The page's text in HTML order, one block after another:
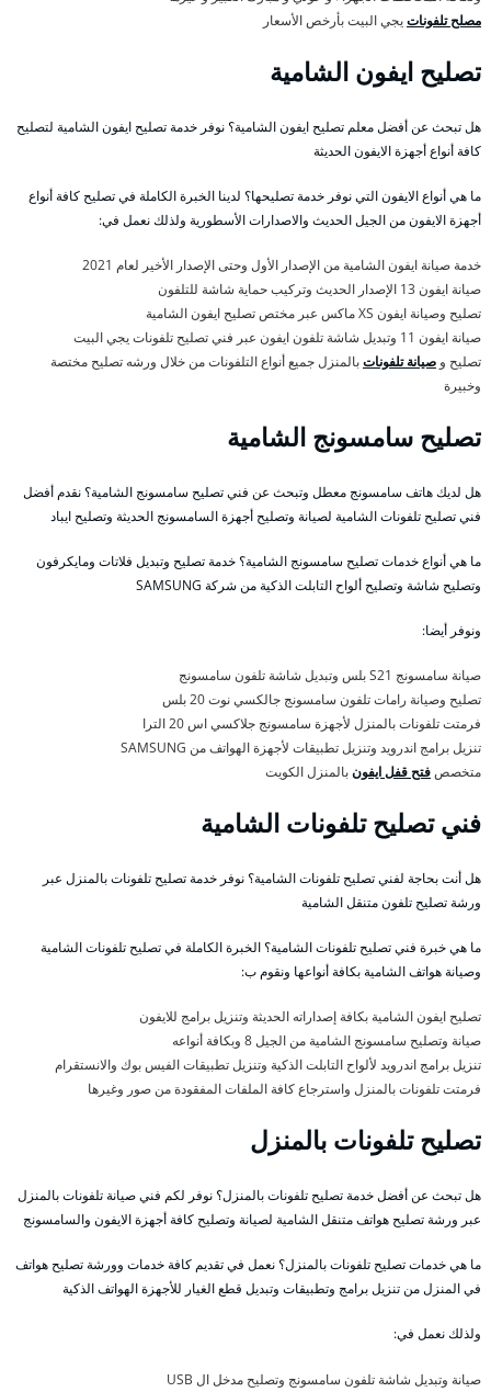
مصلح تلفوناتيجي البيت بأرخص الأسعار
تصليح ايفون الشامية
هل تبحث عن أفضل معلم تصليح ايفون الشامية؟ نوفر خدمة تصليح ايفون الشامية لتصليح
كافة أنواع أجهزة الايفون الحديثة
ما هي أنواع الايفون التي نوفر خدمة تصليحها؟ لدينا الخبرة الكاملة في تصليح كافة أنواع
أجهزة الايفون من الجيل الحديث والاصدارات الأسطورية ولذلك نعمل في:
خدمة صيانة ايفون الشامية من الإصدار الأول وحتى الإصدار الأخير لعام 2021
صيانة ايفون 13 الإصدار الحديث وتركيب حماية شاشة للتلفون
تصليح وصيانة ايفون XS ماكس عبر مختص تصليح ايفون الشامية
صيانة ايفون 11 وتبديل شاشة تلفون ايفون عبر فني تصليح تلفونات يجي البيت
تصليح و صيانة تلفوناتبالمنزل جميع أنواع التلفونات من خلال ورشه تصليح مختصة
وخبيرة
تصليح سامسونج الشامية
هل لديك هاتف سامسونج معطل وتبحث عن فني تصليح سامسونج الشامية؟ نقدم أفضل
فني تصليح تلفونات الشامية لصيانة وتصليح أجهزة السامسونج الحديثة وتصليح ايباد
ما هي أنواع خدمات تصليح سامسونج الشامية؟ خدمة تصليح وتبديل فلاتات ومايكرفون
وتصليح شاشة وتصليح ألواح التابلت الذكية من شركة SAMSUNG
ونوفر أيضا:
صيانة سامسونج S21 بلس وتبديل شاشة تلفون سامسونج
تصليح وصيانة رامات تلفون سامسونج جالكسي نوت 20 بلس
فرمتت تلفونات بالمنزل لأجهزة سامسونج جلاكسي اس 20 الترا
تنزيل برامج اندرويد وتنزيل تطبيقات لأجهزة الهواتف من SAMSUNG
متخصصفتح قفل ايفونبالمنزل الكويت
فني تصليح تلفونات الشامية
هل أنت بحاجة لفني تصليح تلفونات الشامية؟ نوفر خدمة تصليح تلفونات بالمنزل عبر
ورشة تصليح تلفون متنقل الشامية
ما هي خبرة فني تصليح تلفونات الشامية؟ الخبرة الكاملة في تصليح تلفونات الشامية
وصيانة هواتف الشامية بكافة أنواعها ونقوم ب:
تصليح ايفون الشامية بكافة إصداراته الحديثة وتنزيل برامج للايفون
صيانة وتصليح سامسونج الشامية من الجيل 8 وبكافة أنواعه
تنزيل برامج اندرويد لألواح التابلت الذكية وتنزيل تطبيقات الفيس بوك والانستقرام
فرمتت تلفونات بالمنزل واسترجاع كافة الملفات المفقودة من صور وغيرها
تصليح تلفونات بالمنزل
هل تبحث عن أفضل خدمة تصليح تلفونات بالمنزل؟ نوفر لكم فني صيانة تلفونات بالمنزل
عبر ورشة تصليح هواتف متنقل الشامية لصيانة وتصليح كافة أجهزة الايفون والسامسونج
ما هي خدمات تصليح تلفونات بالمنزل؟ نعمل في تقديم كافة خدمات وورشة تصليح هواتف
في المنزل من تنزيل برامج وتطبيقات وتبديل قطع الغيار للأجهزة الهواتف الذكية
ولذلك نعمل في:
صيانة وتبديل شاشة تلفون سامسونج وتصليح مدخل ال USB